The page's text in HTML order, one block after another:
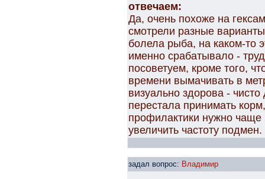
отвечаем:
Да, очень похоже на
смотрели разные
болела рыба, на каком-то
именно срабатывало -
посоветуем, кроме того,
времени вымачивать в
визуально здорова -
перестала принимать
профилактики нужно чаще
увеличить частоту
задал вопрос: Владимир